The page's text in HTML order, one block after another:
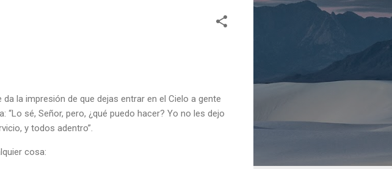
la impresión de que dejas entrar en el Cielo a gente
sé, Señor, pero, ¿qué puedo hacer? Yo no les dejo
y todos adentro”.
cosa: